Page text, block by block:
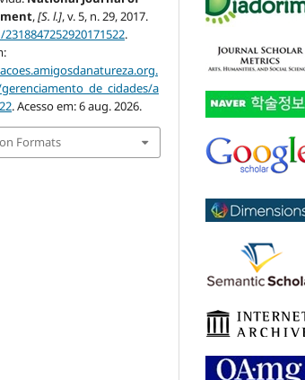
,[S. l.], v. 5, n. 29, 2017.
2318847252920171522.
a
. Acesso em: 6 aug. 2026.
Formats